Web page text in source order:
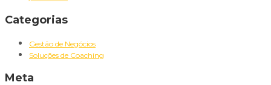
Categorias
Gestão de Negócios
Soluções de Coaching
Meta